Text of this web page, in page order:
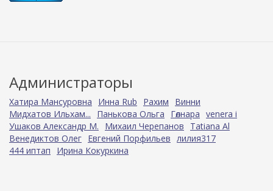
Администраторы
Хатира Мансуровна Инна Rub Рахим
Винни
Мидхатов Ильхам...
Панькова Ольга Гөлнара venera i
Ушаков Александр М.
Михаил Черепанов
Tatiana Al
Венедиктов Олег Евгений Порфильев лилия317
444 иптап
Ирина Кокуркина